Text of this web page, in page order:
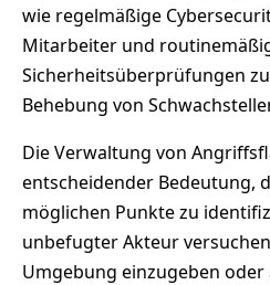
wie regelmäßige
Mitarbeiter und
Sicherheitsüberprüfungen
Behebung von
Die Verwaltung von
entscheidender Bedeutung,
möglichen Punkte zu
unbefugter Akteur
Umgebung einzugeben